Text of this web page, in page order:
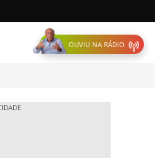
OUVIU NA RÁDIO